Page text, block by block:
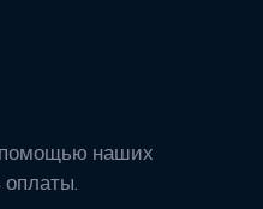
помощью наших